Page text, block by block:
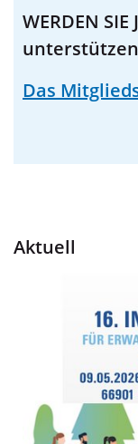
WERDEN SIE
Das
Aktuell